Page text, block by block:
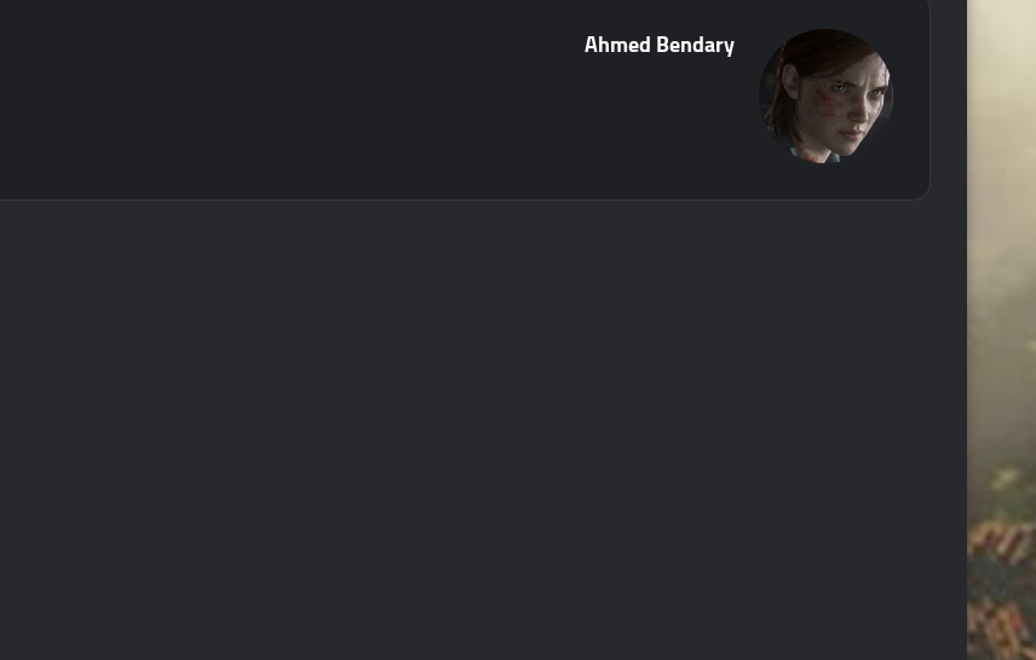
Ahmed Bendary